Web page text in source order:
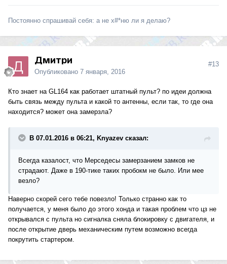
Постоянно спрашивай себя: а не х#*ню ли я делаю?
Дмитри
Опубликовано 7 января, 2016
#13
Кто знает на GL164 как работает штатный пульт? по идеи должна
быть связь между пульта и какой то антенны, если так, то где она
находится? может она замерзла?
В 07.01.2016 в 06:21, Knyazev сказал:
Всегда казалост, что Мерседесы замерзанием замков не
страдают. Даже в 190-тике таких пробокм не было. Или мее
везло?
Наверно скорей сего тебе повезло! Только странно как то
получается, у меня было до этого хонда и такая проблем что цз не
открывался с пульта но сигналка сняла блокировку с двигателя, и
после открытие дверь механическим путем возможно всегда
покрутить стартером.